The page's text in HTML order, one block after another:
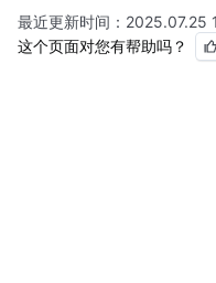
最近更新时间： 2025.07.25
这个页面对您有帮助吗？